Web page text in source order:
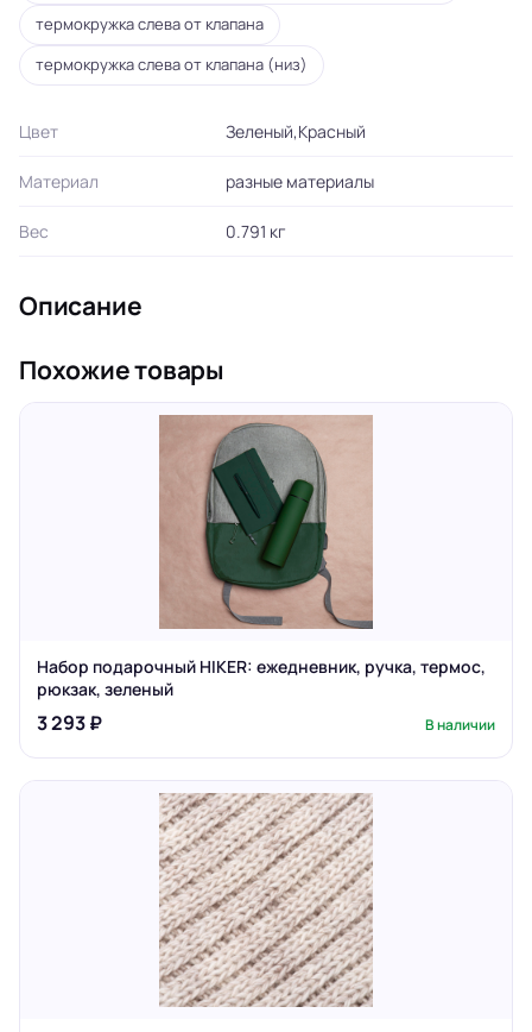
термокружка слева от клапана
термокружка слева от клапана (низ)
Цвет Зеленый,Красный
Материал разные материалы
Вес 0.791 кг
Описание
Похожие товары
Набор подарочный HIKER: ежедневник, ручка, термос,
рюкзак, зеленый
3 293 ₽ В наличии